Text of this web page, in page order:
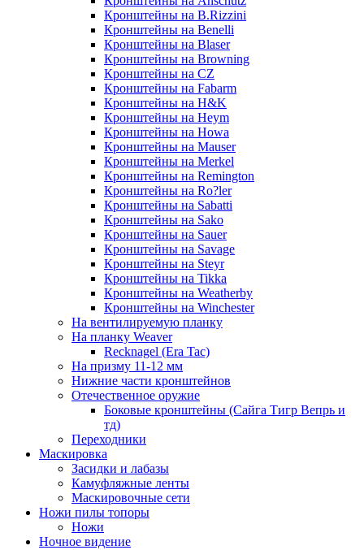
Кронштейны на B.Rizzini
Кронштейны на Benelli
Кронштейны на Blaser
Кронштейны на Browning
Кронштейны на CZ
Кронштейны на Fabarm
Кронштейны на H&K
Кронштейны на Heym
Кронштейны на Howa
Кронштейны на Mauser
Кронштейны на Merkel
Кронштейны на Remington
Кронштейны на Ro?ler
Кронштейны на Sabatti
Кронштейны на Sako
Кронштейны на Sauer
Кронштейны на Savage
Кронштейны на Steyr
Кронштейны на Tikka
Кронштейны на Weatherby
Кронштейны на Winchester
На вентилируемую планку
На планку Weaver
Recknagel (Era Tac)
На призму 11-12 мм
Нижние части кронштейнов
Отечественное оружие
Боковые кронштейны (Сайга Тигр Вепрь и
тд)
Переходники
Маскировка
Засидки и лабазы
Камуфляжные ленты
Маскировочные сети
Ножи пилы топоры
Ножи
Ночное видение